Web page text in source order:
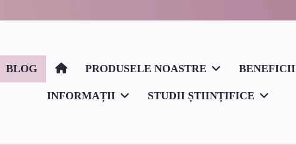
BLOG PRODUSELE NOASTRE BENEFICII
INFORMAȚII STUDII ȘTIINȚIFICE